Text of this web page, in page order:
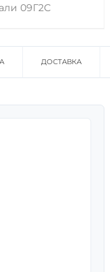
09Г2С
ДОСТАВКА